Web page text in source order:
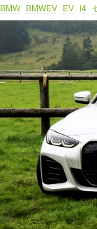
BMW
BMWEV EV i4